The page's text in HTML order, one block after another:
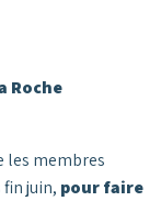
Roche
les membres
juin, pour faire